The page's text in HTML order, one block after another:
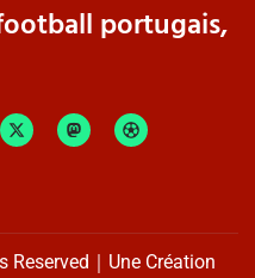
portugais,
｜Une Création